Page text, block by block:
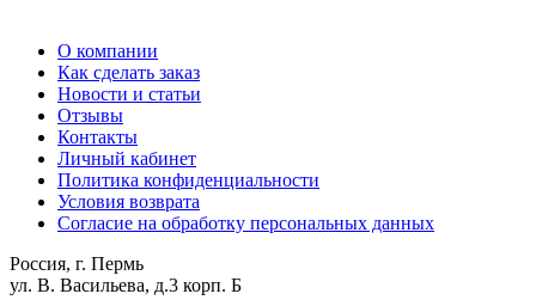
О компании
Как сделать заказ
Новости и статьи
Отзывы
Контакты
Личный кабинет
Политика конфиденциальности
Условия возврата
Согласие на обработку персональных данных
Россия, г. Пермь
ул. В. Васильева, д.3 корп. Б